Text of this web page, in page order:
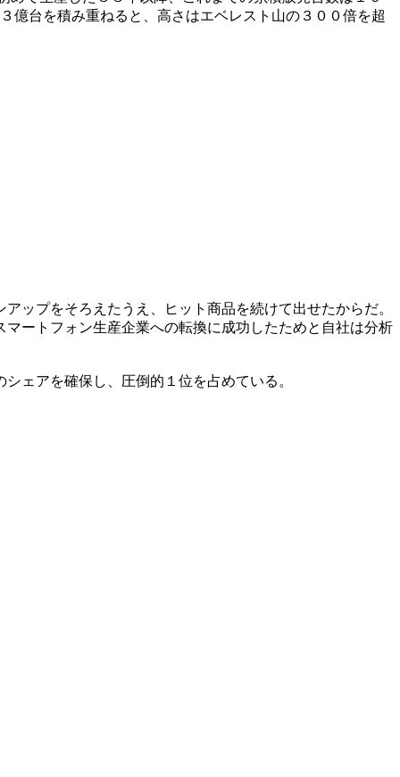
億台を積み重ねると、高さはエベレスト山の３００倍を超
ップをそろえたうえ、ヒット商品を続けて出せたからだ。
ートフォン生産企業への転換に成功したためと自社は分析
ェアを確保し、圧倒的１位を占めている。